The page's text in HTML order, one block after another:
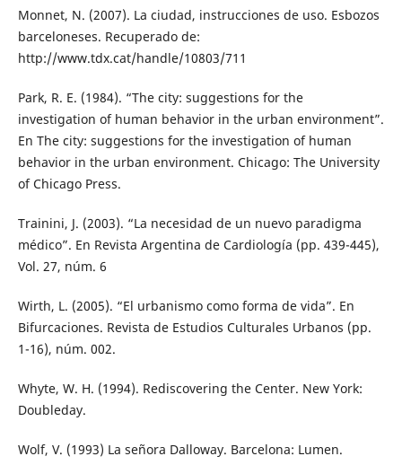
Monnet, N. (2007). La ciudad, instrucciones de uso. Esbozos
barceloneses. Recuperado de:
http://www.tdx.cat/handle/10803/711
Park, R. E. (1984). “The city: suggestions for the
investigation of human behavior in the urban environment”.
En The city: suggestions for the investigation of human
behavior in the urban environment. Chicago: The University
of Chicago Press.
Trainini, J. (2003). “La necesidad de un nuevo paradigma
médico”. En Revista Argentina de Cardiología (pp. 439-445),
Vol. 27, núm. 6
Wirth, L. (2005). “El urbanismo como forma de vida”. En
Bifurcaciones. Revista de Estudios Culturales Urbanos (pp.
1-16), núm. 002.
Whyte, W. H. (1994). Rediscovering the Center. New York:
Doubleday.
Wolf, V. (1993) La señora Dalloway. Barcelona: Lumen.